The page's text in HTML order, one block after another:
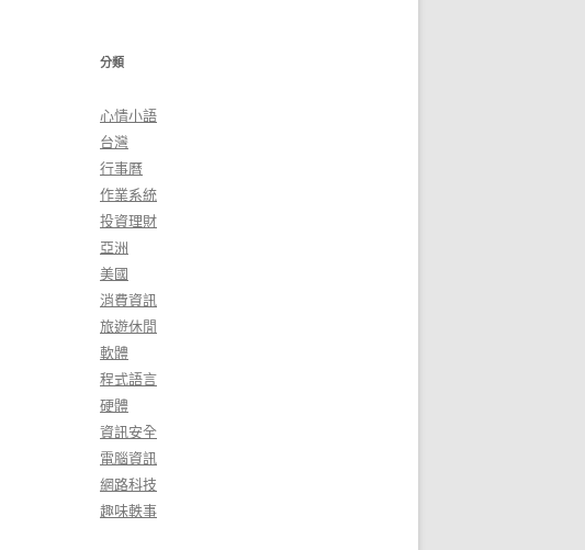
分類
心情小語
台灣
行事曆
作業系統
投資理財
亞洲
美國
消費資訊
旅遊休閒
軟體
程式語言
硬體
資訊安全
電腦資訊
網路科技
趣味軼事